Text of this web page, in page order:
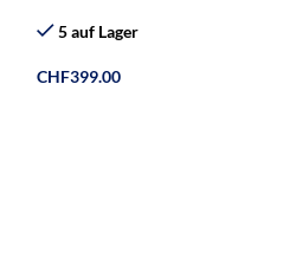
5 auf Lager
CHF399.00